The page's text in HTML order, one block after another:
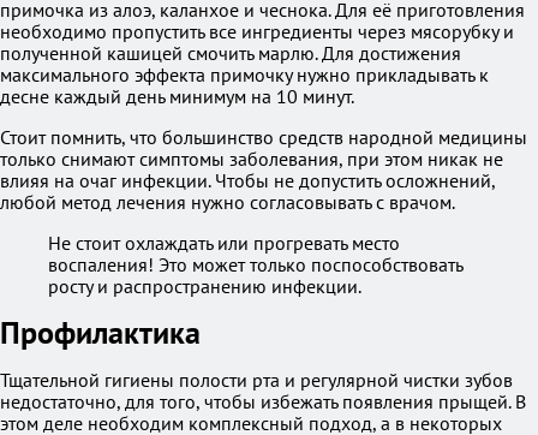
примочка из алоэ, каланхое и чеснока. Для её приготовления
необходимо пропустить все ингредиенты через мясорубку и
полученной кашицей смочить марлю. Для достижения
максимального эффекта примочку нужно прикладывать к
десне каждый день минимум на 10 минут.
Стоит помнить, что большинство средств народной медицины
только снимают симптомы заболевания, при этом никак не
влияя на очаг инфекции. Чтобы не допустить осложнений,
любой метод лечения нужно согласовывать с врачом.
Не стоит охлаждать или прогревать место
воспаления! Это может только поспособствовать
росту и распространению инфекции.
Профилактика
Тщательной гигиены полости рта и регулярной чистки зубов
недостаточно, для того, чтобы избежать появления прыщей. В
этом деле необходим комплексный подход, а в некоторых